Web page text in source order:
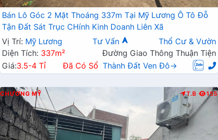
Bán Lô Góc 2 Mặt Thoáng 337m Tại Mỹ Lương Ô Tô Đỗ
Tận Đất Sát Trục CHính Kinh Doanh Liên Xã
Vị Trí: Mỹ Lương Tư Vấn
Thổ Cư & Vườn
Diện Tích: 337m²
Đường Giao Thông Thuận Tiện
Giá:3.5-4 Tỉ Đã Có Sổ Thành Đất Ven Đô→
CHƯƠNG MỸ T.B 155